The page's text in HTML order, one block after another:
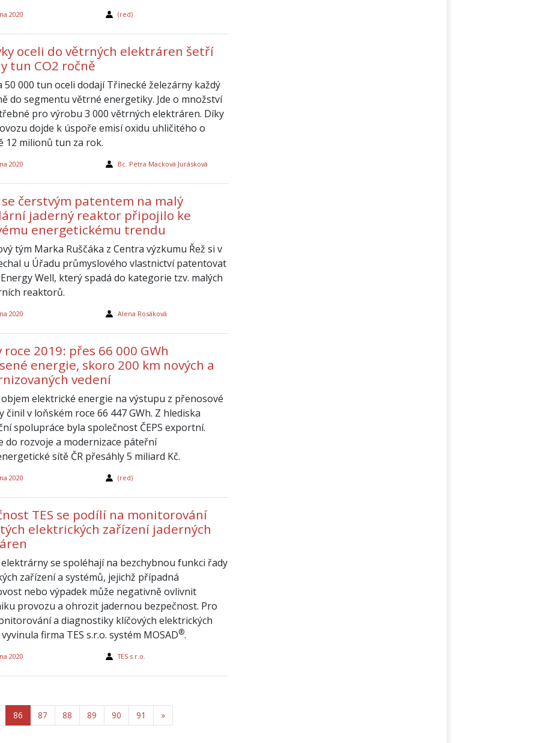
2020 (red)
oceli do větrných elektráren šetří
tun CO2 ročně
50 000 tun oceli dodají Třinecké železárny každý
do segmentu větrné energetiky. Jde o množství
pro výrobu 3 000 větrných elektráren. Díky
dojde k úspoře emisí oxidu uhličitého o
12 milionů tun za rok.
2020 Bc. Petra Macková Jurásková
se čerstvým patentem na malý
jaderný reaktor připojilo ke
energetickému trendu
tým Marka Ruščáka z Centra výzkumu Řež si v
u Úřadu průmyslového vlastnictví patentovat
Well, který spadá do kategorie tzv. malých
reaktorů.
2020 Alena Rosáková
roce 2019: přes 66 000 GWh
energie, skoro 200 km nových a
vedení
objem elektrické energie na výstupu z přenosové
činil v loňském roce 66 447 GWh. Z hlediska
spolupráce byla společnost ČEPS exportní.
do rozvoje a modernizace páteřní
sítě ČR přesáhly 5 miliard Kč.
2020 (red)
TES se podílí na monitorování
elektrických zařízení jaderných
elektrárny se spoléhají na bezchybnou funkci řady
zařízení a systémů, jejichž případná
nebo výpadek může negativně ovlivnit
provozu a ohrozit jadernou bezpečnost. Pro
a diagnostiky klíčových elektrických
firma TES s.r.o. systém MOSAD®.
2020 TES s.r.o.
86 87 88 89 90 91 »